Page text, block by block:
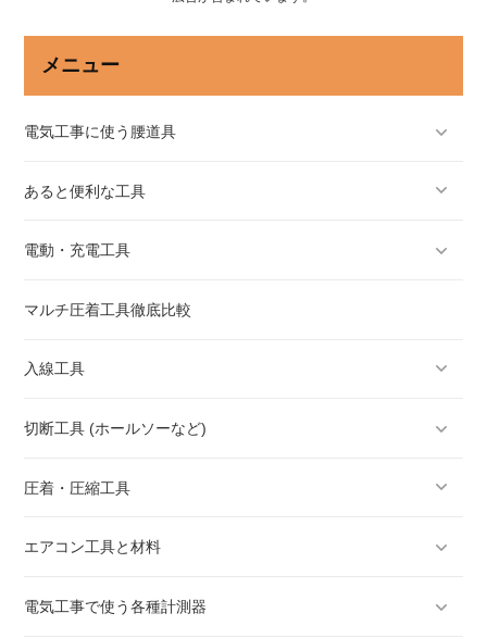
メニュー
電気工事に使う腰道具
あると便利な工具
電動・充電工具
マルチ圧着工具徹底比較
入線工具
切断工具 (ホールソーなど)
圧着・圧縮工具
エアコン工具と材料
電気工事で使う各種計測器